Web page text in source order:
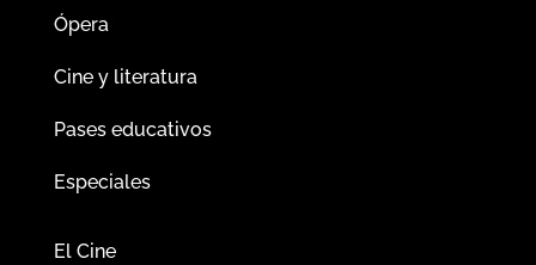
Ópera
Cine y literatura
Pases educativos
Especiales
El Cine